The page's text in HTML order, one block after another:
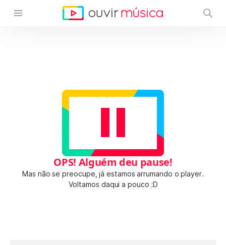
OPS! Alguém deu pause!
Mas não se preocupe, já estamos arrumando o player.
Voltamos daqui a pouco ;D